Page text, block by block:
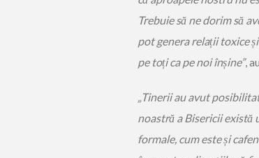
Trebuie să ne dorim să
pot genera relații toxice
pe toți ca pe noi înșine”,
„Tinerii au avut
noastră a Bisericii există
formale, cum este și